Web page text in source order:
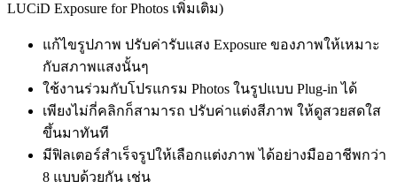
LUCiD Exposure for Photos เพิ่มเติม)
แก้ไขรูปภาพ ปรับค่ารับแสง Exposure ของภาพให้เหมาะ
กับสภาพแสงนั้นๆ
ใช้งานร่วมกับโปรแกรม Photos ในรูปแบบ Plug-in ได้
เพียงไม่กี่คลิกก็สามารถ ปรับค่าแต่งสีภาพ ให้ดูสวยสดใส
ขึ้นมาทันที
มีฟิลเตอร์สำเร็จรูปให้เลือกแต่งภาพ ได้อย่างมืออาชีพกว่า
8 แบบด้วยกัน เช่น